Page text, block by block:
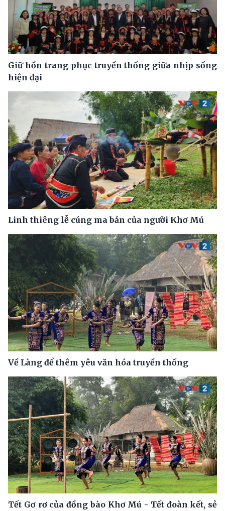
Giữ hồn trang phục truyền thống giữa nhịp sống
hiện đại
Linh thiêng lễ cúng ma bản của người Khơ Mú
Về Làng để thêm yêu văn hóa truyền thống
Tết Gơ rơ của đồng bào Khơ Mú - Tết đoàn kết, sẻ